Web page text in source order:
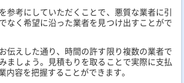
参考にしていただくことで、悪質な業者に引
なく希望に沿った業者を見つけ出すことがで
伝えした通り、時間の許す限り複数の業者で
ましょう。見積もりを取ることで実際に支払
内容を把握することができます。